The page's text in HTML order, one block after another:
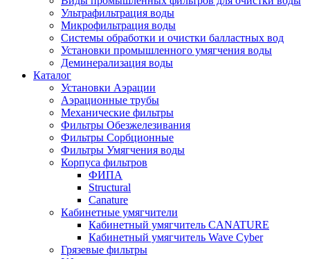
Ультрафильтрация воды
Микрофильтрация воды
Системы обработки и очистки балластных вод
Установки промышленного умягчения воды
Деминерализация воды
Каталог
Установки Аэрации
Аэрационные трубы
Механические фильтры
Фильтры Обезжелезивания
Фильтры Сорбционные
Фильтры Умягчения воды
Корпуса фильтров
ФИПА
Structural
Canature
Кабинетные умягчители
Кабинетный умягчитель CANATURE
Кабинетный умягчитель Wave Cyber
Грязевые фильтры